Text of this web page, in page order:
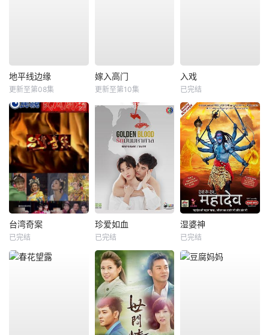
地平线边缘
更新至第08集
嫁入高门
更新至第10集
入戏
已完结
台湾奇案
已完结
珍爱如血
已完结
湿婆神
已完结